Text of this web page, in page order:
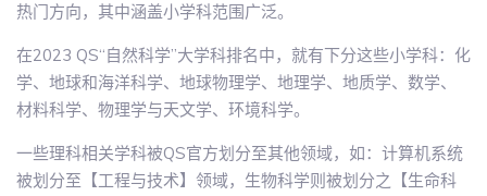
热门方向，其中涵盖小学科范围广泛。
在2023 QS“自然科学”大学科排名中，就有下分这些小学科：化
学、地球和海洋科学、地球物理学、地理学、地质学、数学、
材料科学、物理学与天文学、环境科学。
一些理科相关学科被QS官方划分至其他领域，如：计算机系统
被划分至【工程与技术】领域，生物科学则被划分之【生命科